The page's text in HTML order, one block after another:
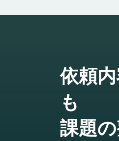
依頼
も
課題